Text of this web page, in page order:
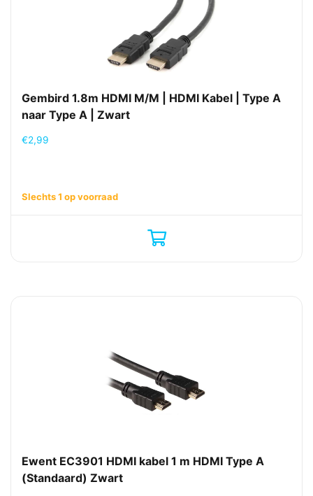
Gembird 1.8m HDMI M/M | HDMI Kabel | Type A
naar Type A | Zwart
€2,99
Slechts 1 op voorraad
Ewent EC3901 HDMI kabel 1 m HDMI Type A
(Standaard) Zwart